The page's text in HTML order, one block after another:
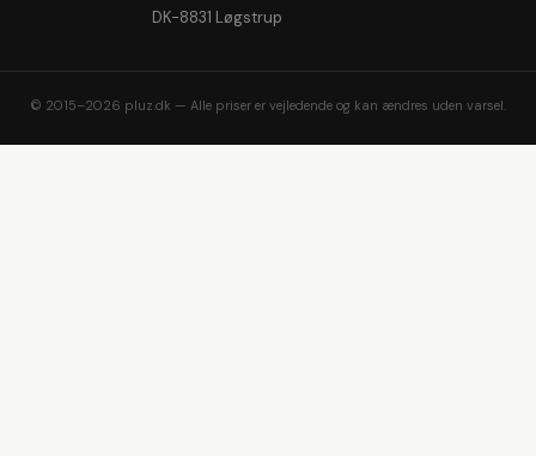
DK-8831 Løgstrup
© 2015–2026 pluz.dk — Alle priser er vejledende og kan ændres uden varsel.